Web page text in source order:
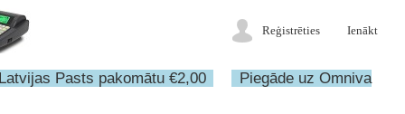
Reģistrēties Ienākt
Pasts pakomātu €2,00
Piegāde uz Omniva